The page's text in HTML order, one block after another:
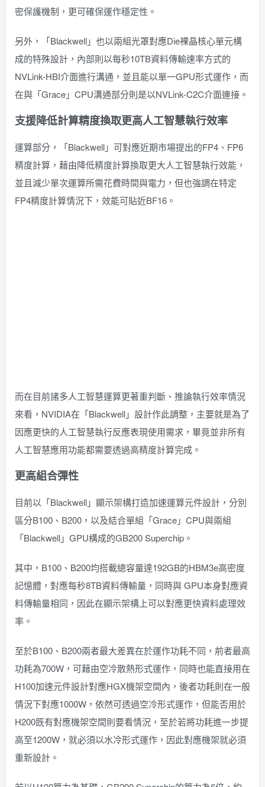
密保護機制，更可確保運作穩定性。
另外，「Blackwell」也以兩組光罩對應Die裸晶核心單元構
成的特殊設計，內部則以每秒10TB資料傳輸速率方式的
NVLink-HBI介面進行溝通，並且能以單一GPU形式運作，而
在與「Grace」CPU溝通部分則是以NVLink-C2C介面連接。
支援降低計算精度換取更高人工智慧執行效率
運算部分，「Blackwell」可對應近期市場提出的FP4、FP6
精度計算，藉由降低精度計算換取更大人工智慧執行效能，
並且減少單次運算所需花費時間與電力，但也強調在特定
FP4精度計算情況下，效能可貼近BF16。
而在目前諸多人工智慧運算更著重判斷、推論執行效率情況
來看，NVIDIA在「Blackwell」設計作此調整，主要就是為了
因應更快的人工智慧執行反應表現使用需求，畢竟並非所有
人工智慧應用功能都需要透過高精度計算完成。
更高組合彈性
目前以「Blackwell」顯示架構打造加速運算元件設計，分別
區分B100、B200，以及結合單組「Grace」CPU與兩組
「Blackwell」GPU構成的GB200 Superchip。
其中，B100、B200均搭載總容量達192GB的HBM3e高密度
記憶體，對應每秒8TB資料傳輸量，同時與 GPU本身對應資
料傳輸量相同，因此在顯示架構上可以對應更快資料處理效
率。
至於B100、B200兩者最大差異在於運作功耗不同，前者最高
功耗為700W，可藉由空冷散熱形式運作，同時也能直接用在
H100加速元件設計對應HGX機架空間內，後者功耗則在一般
情況下對應1000W，依然可透過空冷形式運作，但能否用於
H200既有對應機架空間則要看情況，至於若將功耗進一步提
高至1200W，就必須以水冷形式運作，因此對應機架就必須
重新設計。